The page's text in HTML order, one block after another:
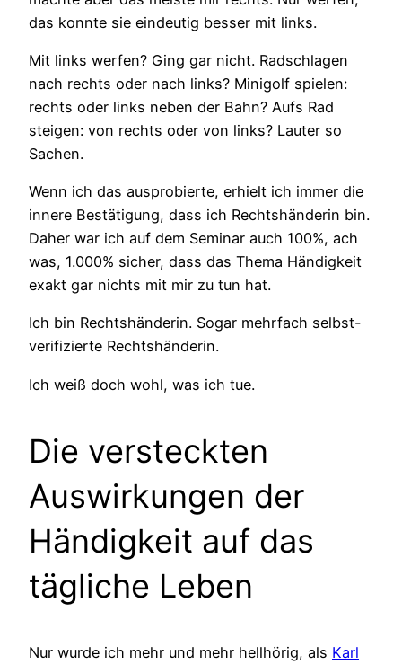
das konnte sie eindeutig besser mit links.
Mit links werfen? Ging gar nicht. Radschlagen
nach rechts oder nach links? Minigolf spielen:
rechts oder links neben der Bahn? Aufs Rad
steigen: von rechts oder von links? Lauter so
Sachen.
Wenn ich das ausprobierte, erhielt ich immer die
innere Bestätigung, dass ich Rechtshänderin bin.
Daher war ich auf dem Seminar auch 100%, ach
was, 1.000% sicher, dass das Thema Händigkeit
exakt gar nichts mit mir zu tun hat.
Ich bin Rechtshänderin. Sogar mehrfach selbst-
verifizierte Rechtshänderin.
Ich weiß doch wohl, was ich tue.
Die versteckten
Auswirkungen der
Händigkeit auf das
tägliche Leben
Nur wurde ich mehr und mehr hellhörig, als Karl